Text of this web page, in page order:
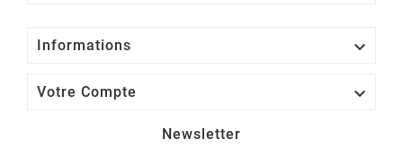
Informations 
Votre Compte 
Newsletter